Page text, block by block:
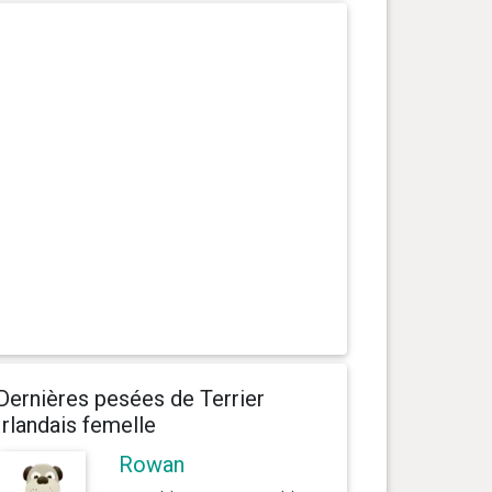
pesées de Terrier
femelle
Rowan